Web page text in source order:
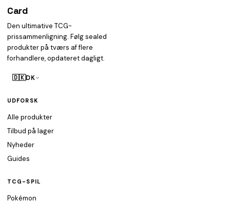
Card
Den ultimative TCG-
prissammenligning. Følg sealed
produkter på tværs af flere
forhandlere, opdateret dagligt.
🇩🇰DK
UDFORSK
Alle produkter
Tilbud på lager
Nyheder
Guides
TCG-SPIL
Pokémon